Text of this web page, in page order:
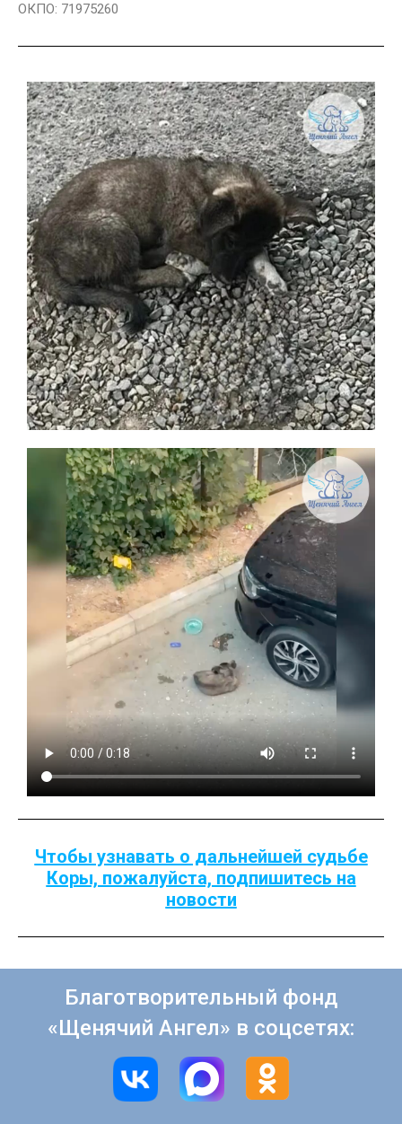
ОКПО: 71975260
Чтобы узнавать о дальнейшей судьбе
Коры, пожалуйста, подпишитесь на
новости
Благотворительный фонд
«Щенячий Ангел» в соцсетях: